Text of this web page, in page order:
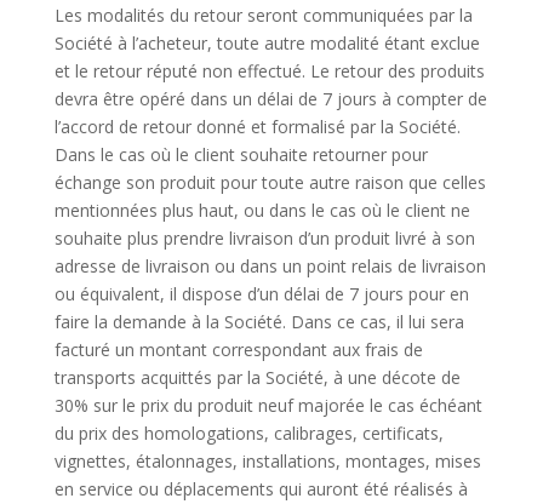
Les modalités du retour seront communiquées par la
Société à l’acheteur, toute autre modalité étant exclue
et le retour réputé non effectué. Le retour des produits
devra être opéré dans un délai de 7 jours à compter de
l’accord de retour donné et formalisé par la Société.
Dans le cas où le client souhaite retourner pour
échange son produit pour toute autre raison que celles
mentionnées plus haut, ou dans le cas où le client ne
souhaite plus prendre livraison d’un produit livré à son
adresse de livraison ou dans un point relais de livraison
ou équivalent, il dispose d’un délai de 7 jours pour en
faire la demande à la Société. Dans ce cas, il lui sera
facturé un montant correspondant aux frais de
transports acquittés par la Société, à une décote de
30% sur le prix du produit neuf majorée le cas échéant
du prix des homologations, calibrages, certificats,
vignettes, étalonnages, installations, montages, mises
en service ou déplacements qui auront été réalisés à